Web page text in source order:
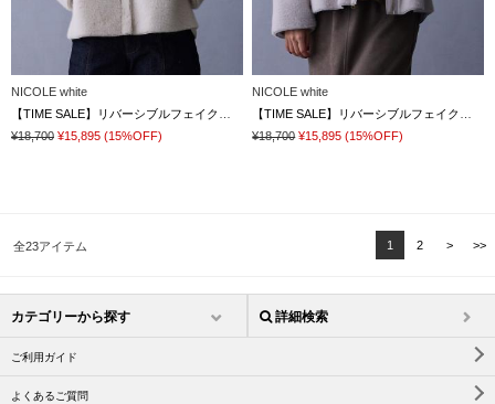
NICOLE white
¥18,700 ¥15,895 (15%OFF)
NICOLE white
¥18,700 ¥15,895 (15%OFF)
全23アイテム 1 2 > >>
カテゴリーから探す 詳細検索
ご利用ガイド
よくあるご質問